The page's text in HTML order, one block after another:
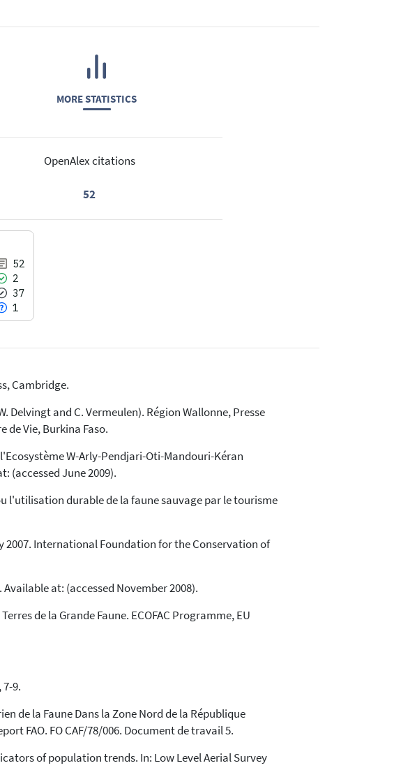
MORE STATISTICS
OpenAlex citations
52
52
2
37
1
been
paper
the
whether
contrasts
Cambridge.
Delvingt and C. Vermeulen). Région Wallonne, Presse
de Vie, Burkina Faso.
W-Arly-Pendjari-Oti-Mandouri-Kéran
(accessed June 2009).
l'utilisation durable de la faune sauvage par le tourisme
2007. International Foundation for the Conservation of
at: (accessed November 2008).
de la Grande Faune. ECOFAC Programme, EU
9.
de la Faune Dans la Zone Nord de la République
FAO. FO CAF/78/006. Document de travail 5.
of population trends. In: Low Level Aerial Survey